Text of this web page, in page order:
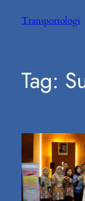
Transportologi
Tag: